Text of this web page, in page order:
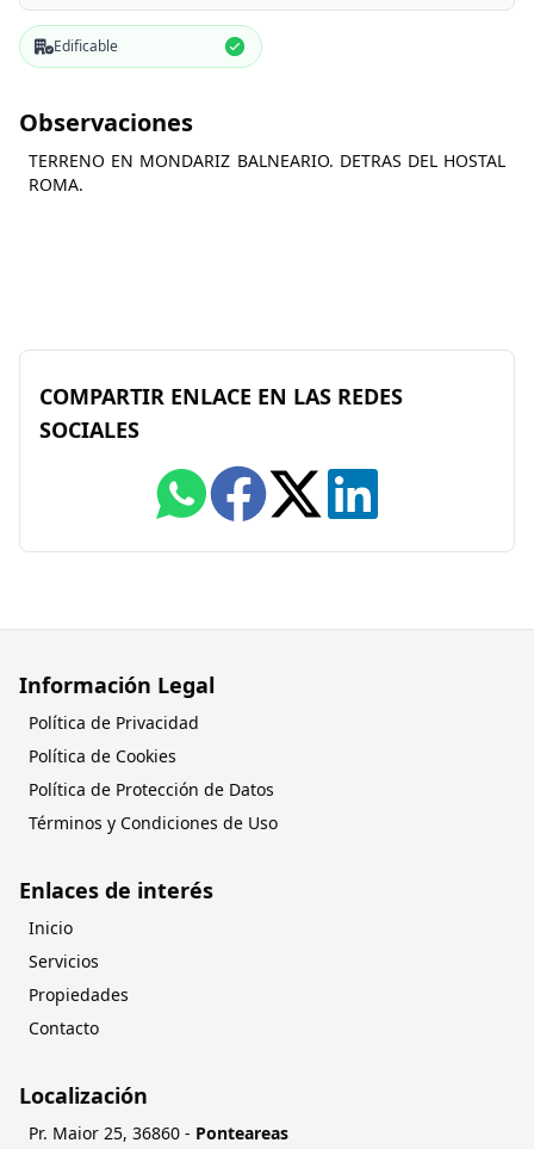
Edificable
Observaciones
TERRENO EN MONDARIZ BALNEARIO. DETRAS DEL HOSTAL
ROMA.
COMPARTIR ENLACE EN LAS REDES
SOCIALES
Información Legal
Política de Privacidad
Política de Cookies
Política de Protección de Datos
Términos y Condiciones de Uso
Enlaces de interés
Inicio
Servicios
Propiedades
Contacto
Localización
Pr. Maior 25, 36860 - Ponteareas